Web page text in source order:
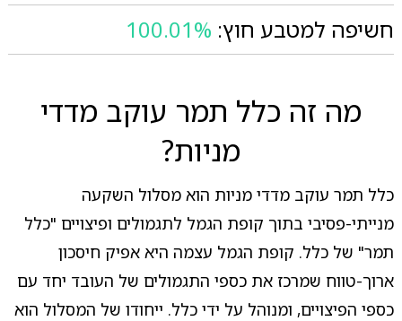
חשיפה למטבע חוץ: 100.01%
מה זה כלל תמר עוקב מדדי
מניות?
כלל תמר עוקב מדדי מניות הוא מסלול השקעה
מנייתי-פסיבי בתוך קופת הגמל לתגמולים ופיצויים "כלל
תמר" של כלל. קופת הגמל עצמה היא אפיק חיסכון
ארוך-טווח שמרכז את כספי התגמולים של העובד יחד עם
כספי הפיצויים, ומנוהל על ידי כלל. ייחודו של המסלול הוא